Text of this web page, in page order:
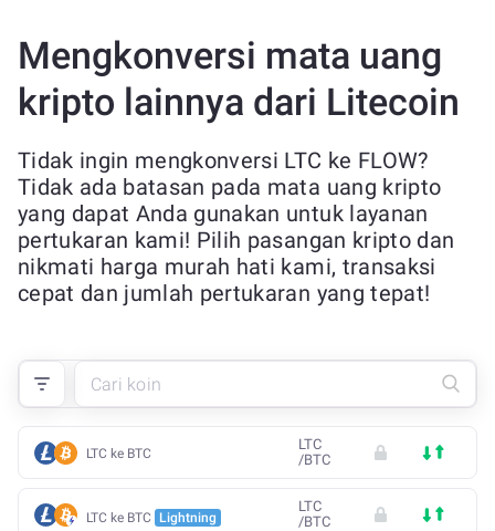
Mengkonversi mata uang
kripto lainnya dari Litecoin
Tidak ingin mengkonversi LTC ke FLOW?
Tidak ada batasan pada mata uang kripto
yang dapat Anda gunakan untuk layanan
pertukaran kami! Pilih pasangan kripto dan
nikmati harga murah hati kami, transaksi
cepat dan jumlah pertukaran yang tepat!
LTC ke BTC
LTC
/BTC
LTC ke BTC Lightning
LTC
/BTC